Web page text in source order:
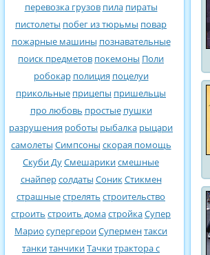
перевозка грузов пила пираты
пистолеты побег из тюрьмы повар
пожарные машины познавательные
поиск предметов покемоны Поли
робокар полиция поцелуи
прикольные прицепы пришельцы
про любовь простые пушки
разрушения роботы рыбалка рыцари
самолеты Симпсоны скорая помощь
Скуби ДуСмешарикисмешные
снайперсолдаты СоникСтикмен
страшныестрелять строительство
строить строить домастройкаСупер
Марио супергероиСуперментакси
танкитанчикиТачкитрактора с